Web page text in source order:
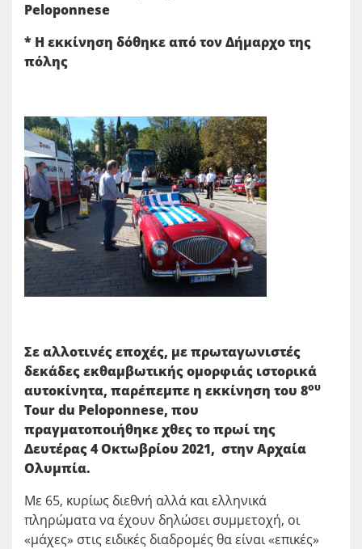
Peloponnese
* Η εκκίνηση δόθηκε από τον Δήμαρχο της
πόλης
Σε αλλοτινές εποχές, με πρωταγωνιστές
δεκάδες εκθαμβωτικής ομορφιάς ιστορικά
αυτοκίνητα, παρέπεμπε η εκκίνηση του 8ου
Tourdu Peloponnese, που
πραγματοποιήθηκε χθες το πρωί της
Δευτέρας 4 Οκτωβρίου 2021, στην Αρχαία
Ολυμπία.
Με 65, κυρίως διεθνή αλλά και ελληνικά
πληρώματα να έχουν δηλώσει συμμετοχή, οι
«μάχες» στις ειδικές διαδρομές θα είναι «επικές»